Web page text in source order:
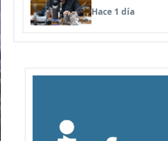
afecta al
Hace 1 día